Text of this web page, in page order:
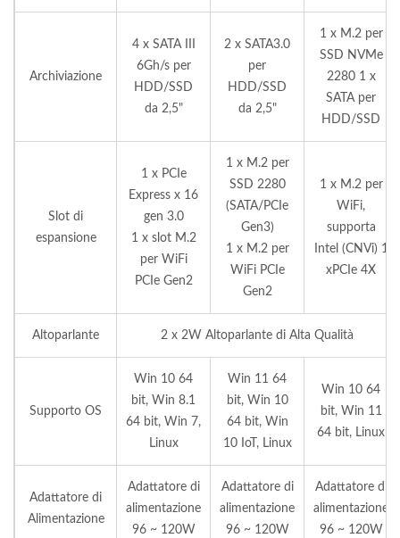
Archiviazione
4 x SATA III
6Gh/s per
HDD/SSD
da 2,5"
2 x SATA3.0
per
HDD/SSD
da 2,5"
1 x M.2 per
SSD NVMe
2280 1 x
SATA per
HDD/SSD
Slot di
espansione
1 x PCIe
Express x 16
gen 3.0
1 x slot M.2
per WiFi
PCIe Gen2
1 x M.2 per
SSD 2280
(SATA/PCIe
Gen3)
1 x M.2 per
WiFi PCIe
Gen2
1 x M.2 per
WiFi,
supporta
Intel (CNVi) 1
xPCIe 4X
Altoparlante 2 x 2W Altoparlante di Alta Qualità
Supporto OS
Win 10 64
bit, Win 8.1
64 bit, Win 7,
Linux
Win 11 64
bit, Win 10
64 bit, Win
10 IoT, Linux
Win 10 64
bit, Win 11
64 bit, Linux
Adattatore di
Alimentazione
Adattatore di
alimentazione
96 ~ 120W
Adattatore di
alimentazione
96 ~ 120W
Adattatore di
alimentazione
96 ~ 120W